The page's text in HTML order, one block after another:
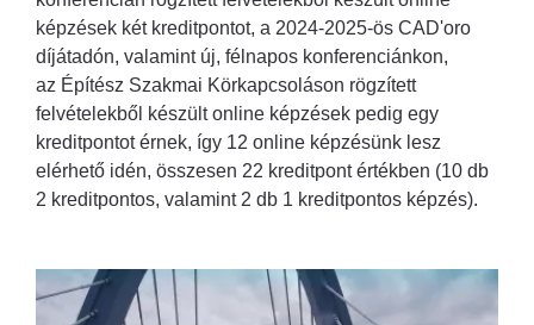
képzések két kreditpontot, a 2024-2025-ös CAD'oro
díjátadón, valamint új, félnapos konferenciánkon,
az Építész Szakmai Körkapcsoláson rögzített
felvételekből készült online képzések pedig egy
kreditpontot érnek, így 12 online képzésünk lesz
elérhető idén, összesen 22 kreditpont értékben (10 db
2 kreditpontos, valamint 2 db 1 kreditpontos képzés).